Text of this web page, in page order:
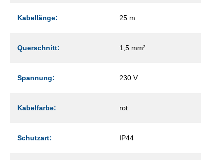
Kabellänge: 25 m
Querschnitt: 1,5 mm²
Spannung: 230 V
Kabelfarbe: rot
Schutzart: IP44